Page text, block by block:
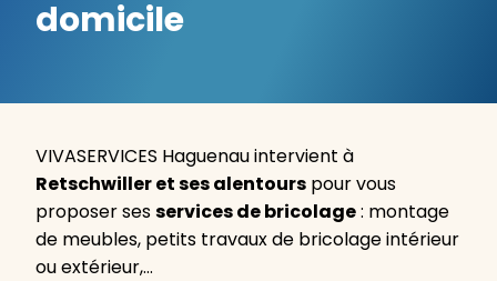
domicile
VIVASERVICES Haguenau intervient à
Retschwiller et ses alentours pour vous
proposer sesservices de bricolage: montage
de meubles, petits travaux de bricolage intérieur
ou extérieur,…